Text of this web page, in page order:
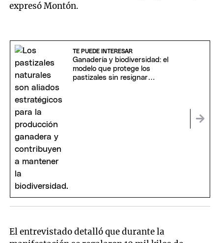
expresó Montón.
TE PUEDE INTERESAR
Ganadería y biodiversidad: el
modelo que protege los
pastizales sin resignar
El entrevistado detalló que durante la